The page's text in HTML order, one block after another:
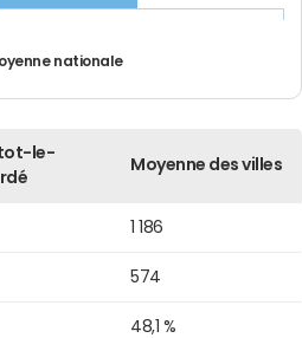
nationale
le-
Moyenne des villes
1 186
574
48,1 %